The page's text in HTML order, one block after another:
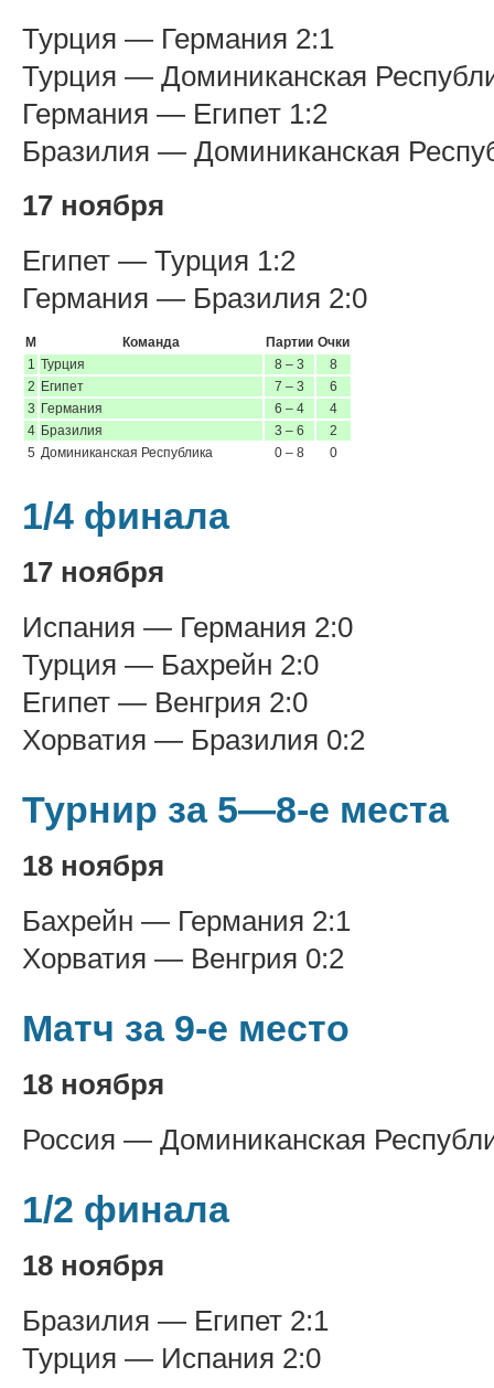
Турция — Германия 2:1
Турция — Доминиканская
Германия — Египет 1:2
Бразилия — Доминиканская
17 ноября
Египет — Турция 1:2
Германия — Бразилия 2:0
М Команда Партии Очки
1 Турция 8 – 3
8
2 Египет 7 – 3
6
3 Германия 6 – 4
4
4 Бразилия 3 – 6
2
5 Доминиканская Республика 0 – 8 0
1/4 финала
17 ноября
Испания — Германия 2:0
Турция — Бахрейн 2:0
Египет — Венгрия 2:0
Хорватия — Бразилия 0:2
Турнир за 5—8-е места
18 ноября
Бахрейн — Германия 2:1
Хорватия — Венгрия 0:2
Матч за 9-е место
18 ноября
Россия — Доминиканская
1/2 финала
18 ноября
Бразилия — Египет 2:1
Турция — Испания 2:0